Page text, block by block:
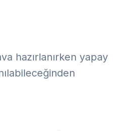
hazırlanırken yapay